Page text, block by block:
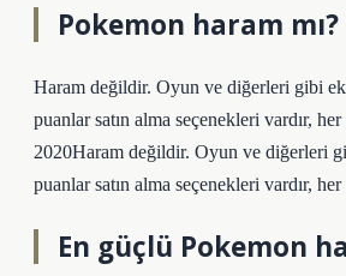
Pokemon haram mı?
Haram değildir. Oyun ve diğerleri gibi
puanlar satın alma seçenekleri vardır,
2020Haram değildir. Oyun ve diğerleri
puanlar satın alma seçenekleri vardır,
En güçlü Pokemon